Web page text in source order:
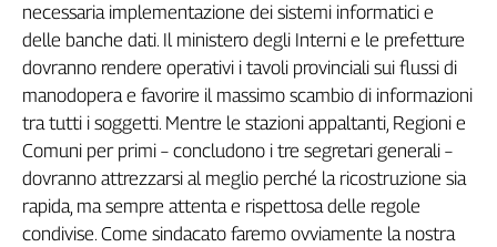
in
Progress
L'Italia
nel
Lavoro
Territori
Abruzzo-
necessaria implementazione dei sistemi informatici e
delle banche dati. Il ministero degli Interni e le prefetture
dovranno rendere operativi i tavoli provinciali sui flussi di
manodopera e favorire il massimo scambio di informazioni
tra tutti i soggetti. Mentre le stazioni appaltanti, Regioni e
Comuni per primi – concludono i tre segretari generali –
dovranno attrezzarsi al meglio perché la ricostruzione sia
rapida, ma sempre attenta e rispettosa delle regole
condivise. Come sindacato faremo ovviamente la nostra